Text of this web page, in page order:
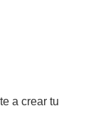
a crear tu